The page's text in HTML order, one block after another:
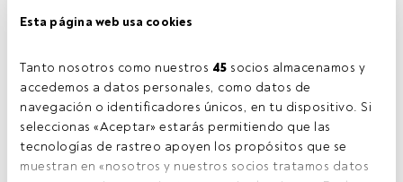
Esta página web usa cookies
Tanto nosotros como nuestros 45 socios almacenamos y
accedemos a datos personales, como datos de
navegación o identificadores únicos, en tu dispositivo. Si
seleccionas «Aceptar» estarás permitiendo que las
tecnologías de rastreo apoyen los propósitos que se
muestran en «nosotros y nuestros socios tratamos datos
FRANCISCA, Flickr, Creative Commons